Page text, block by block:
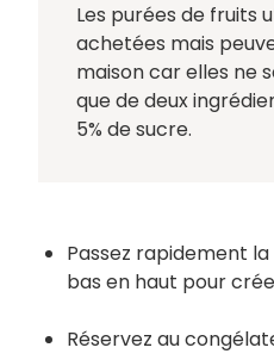
Les purées de fruits
achetées mais
maison car elles ne
que de deux
5% de sucre.
Passez rapidement
bas en haut pour
Réservez au